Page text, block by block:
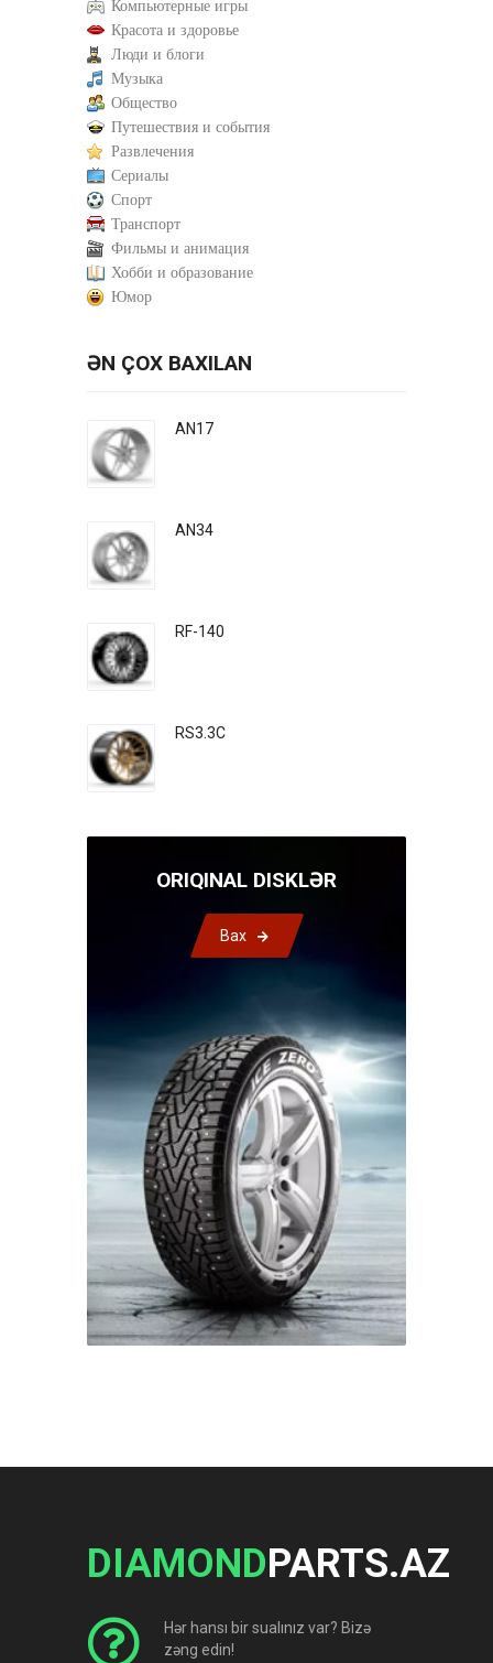
Компьютерные игры
Красота и здоровье
Люди и блоги
Музыка
Общество
Путешествия и события
Развлечения
Сериалы
Спорт
Транспорт
Фильмы и анимация
Хобби и образование
Юмор
ƏN ÇOX BAXILAN
AN17
AN34
RF-140
RS3.3C
ORIQINAL DISKLƏR
Bax
DIAMONDPARTS.AZ
Hər hansı bir sualınız var? Bizə
zəng edin!